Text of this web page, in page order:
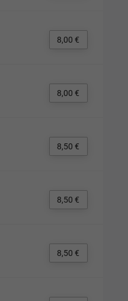
8,00 €
8,00 €
8,50 €
8,50 €
8,50 €